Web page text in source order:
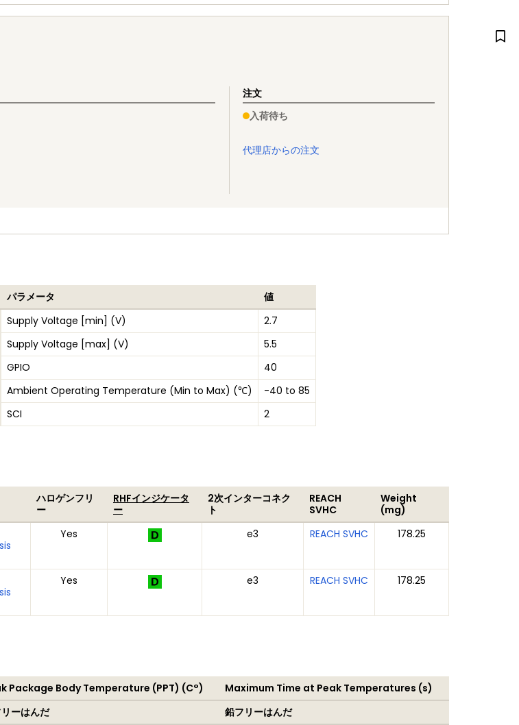
注文
入荷待ち
代理店からの注文
パラメータ
値
Supply Voltage [min] (V)
2.7
Supply Voltage [max] (V)
5.5
GPIO
40
Ambient Operating Temperature (Min to Max) (℃)
-40 to 85
SCI
2
ハロゲンフリ
ー
RHFインジケータ
ー
2次インターコネク
ト
REACH
SVHC
Weight
(mg)
Yes e3 REACH SVHC 178.25
Yes e3 REACH SVHC 178.25
Package Body Temperature (PPT) (C°)
Maximum Time at Peak Temperatures (s)
ーはんだ
鉛フリーはんだ